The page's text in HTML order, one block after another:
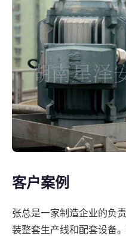
客户案例
张总是一家制造企业的负
装整套生产线和配套设备